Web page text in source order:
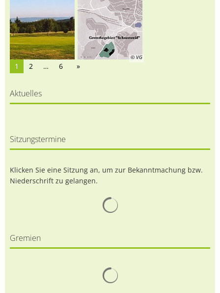
© VG
1 2 … 6
Aktuelles
Sitzungstermine
Klicken Sie eine Sitzung an, um zur Bekanntmachung bzw.
Niederschrift zu gelangen.
Gremien